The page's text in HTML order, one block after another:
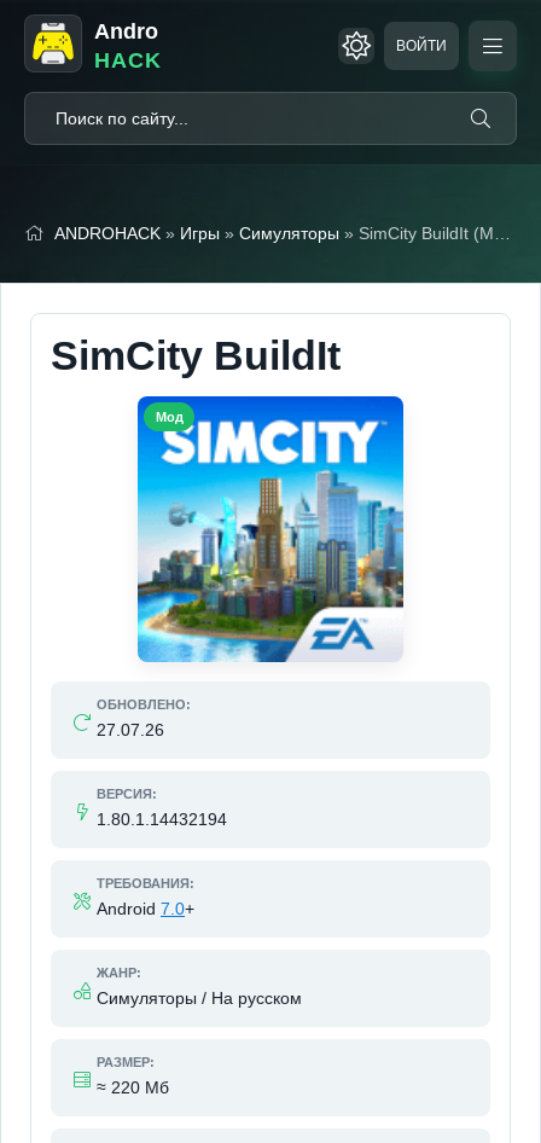
Andro
HACK
ВОЙТИ
ANDROHACK » Игры » Симуляторы » SimCity BuildIt (Мод, Много денег)
SimCity BuildIt
ОБНОВЛЕНО:
27.07.26
ВЕРСИЯ:
1.80.1.14432194
ТРЕБОВАНИЯ:
Android 7.0+
ЖАНР:
Симуляторы / На русском
РАЗМЕР:
≈ 220 Мб
Мод